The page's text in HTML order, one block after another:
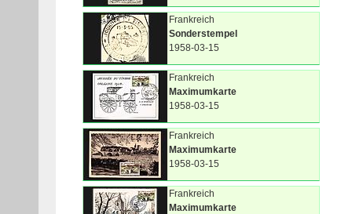
Frankreich
Sonderstempel
1958-03-15
Frankreich
Maximumkarte
1958-03-15
Frankreich
Maximumkarte
1958-03-15
Frankreich
Maximumkarte